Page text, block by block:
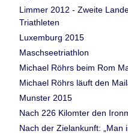
Limmer 2012 - Zweite
Triathleten
Luxemburg 2015
Maschseetriathlon
Michael Röhrs beim Rom
Michael Röhrs läuft den
Munster 2015
Nach 226 Kilomter den
Nach der Zielankunft: „Man